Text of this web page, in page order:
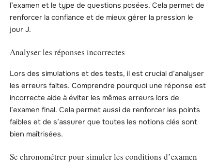
l’examen et le type de questions posées. Cela permet de
renforcer la confiance et de mieux gérer la pression le
jour J.
Analyser les réponses incorrectes
Lors des simulations et des tests, il est crucial d’analyser
les erreurs faites. Comprendre pourquoi une réponse est
incorrecte aide à éviter les mêmes erreurs lors de
l’examen final. Cela permet aussi de renforcer les points
faibles et de s’assurer que toutes les notions clés sont
bien maîtrisées.
Se chronométrer pour simuler les conditions d’examen